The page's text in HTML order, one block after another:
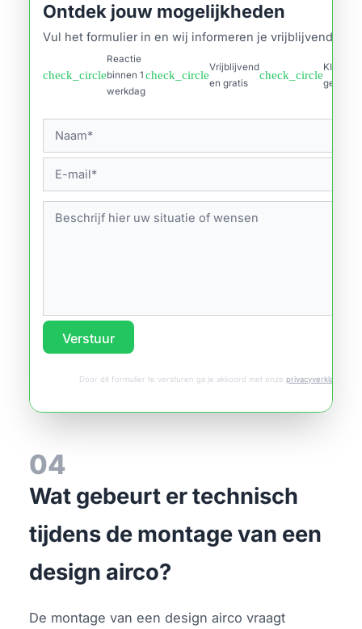
Ontdek jouw mogelijkheden
Vul het formulier in en wij informeren je vrijblijvend.
check_circle
Reactie
binnen 1
werkdag
check_circle
Vrijblijvend
en gratis
check_circle
KIWA
Verstuur
Door dit formulier te versturen ga je akkoord met onze privacyverklaring
04
Wat gebeurt er technisch
tijdens de montage van een
design airco?
De montage van een design airco vraagt